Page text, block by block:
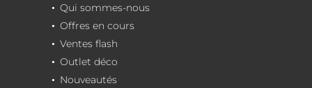
Qui sommes-nous
Offres en cours
Ventes flash
Outlet déco
Nouveautés